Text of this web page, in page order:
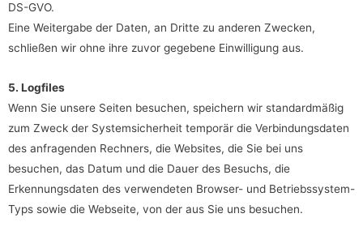
DS-GVO.
Eine Weitergabe der Daten, an Dritte zu anderen Zwecken,
schließen wir ohne ihre zuvor gegebene Einwilligung aus.
5. Logfiles
Wenn Sie unsere Seiten besuchen, speichern wir standardmäßig
zum Zweck der Systemsicherheit temporär die Verbindungsdaten
des anfragenden Rechners, die Websites, die Sie bei uns
besuchen, das Datum und die Dauer des Besuchs, die
Erkennungsdaten des verwendeten Browser- und Betriebssystem-
Typs sowie die Webseite, von der aus Sie uns besuchen.